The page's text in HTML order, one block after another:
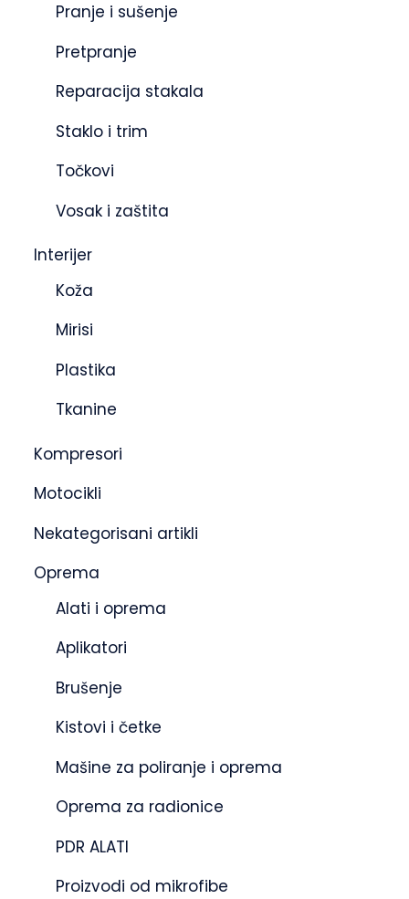
Pranje i sušenje
Pretpranje
Reparacija stakala
Staklo i trim
Točkovi
Vosak i zaštita
Interijer
Koža
Mirisi
Plastika
Tkanine
Kompresori
Motocikli
Nekategorisani artikli
Oprema
Alati i oprema
Aplikatori
Brušenje
Kistovi i četke
Mašine za poliranje i oprema
Oprema za radionice
PDR ALATI
Proizvodi od mikrofibe